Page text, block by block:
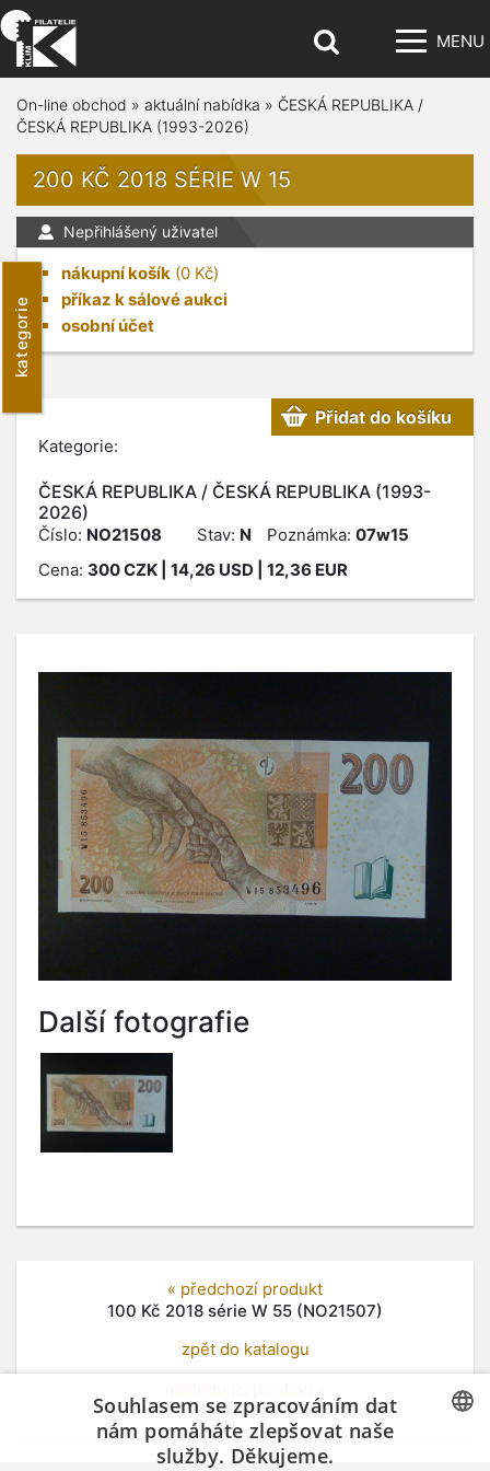
MENU
kategorie
On-line obchod » aktuální nabídka » ČESKÁ REPUBLIKA /
ČESKÁ REPUBLIKA (1993-2026)
200 KČ 2018 SÉRIE W 15
Nepřihlášený uživatel
nákupní košík (0 Kč)
příkaz k sálové aukci
osobní účet
Kategorie:
ČESKÁ REPUBLIKA / ČESKÁ REPUBLIKA (1993-
2026)
Přidat do košíku
Číslo: NO21508 Stav: N Poznámka: 07w15
Cena: 300CZK | 14,26 USD | 12,36 EUR
Další fotografie
« předchozí produkt
100 Kč 2018 série W 55 (NO21507)
zpět do katalogu
200 Kč 2018 série W 03 (NO21509)
Souhlasem se zpracováním dat
nám pomáháte zlepšovat naše
služby. Děkujeme.